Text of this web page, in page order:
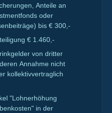
Anteile an
oder
bis € 300,-
€ 1.460,-
von dritter
Annahme nicht
kollektivvertraglich
"Lohnerhöhung
in der